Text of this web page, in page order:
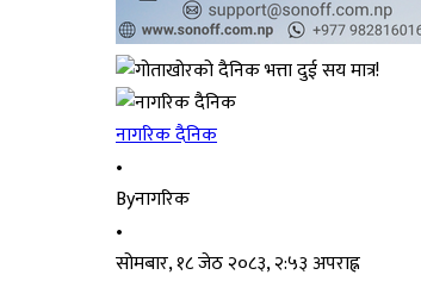
नागरिक दैनिक
•
Byनागरिक
•
सोमबार, १८ जेठ २०८३, २:५३ अपराह्न